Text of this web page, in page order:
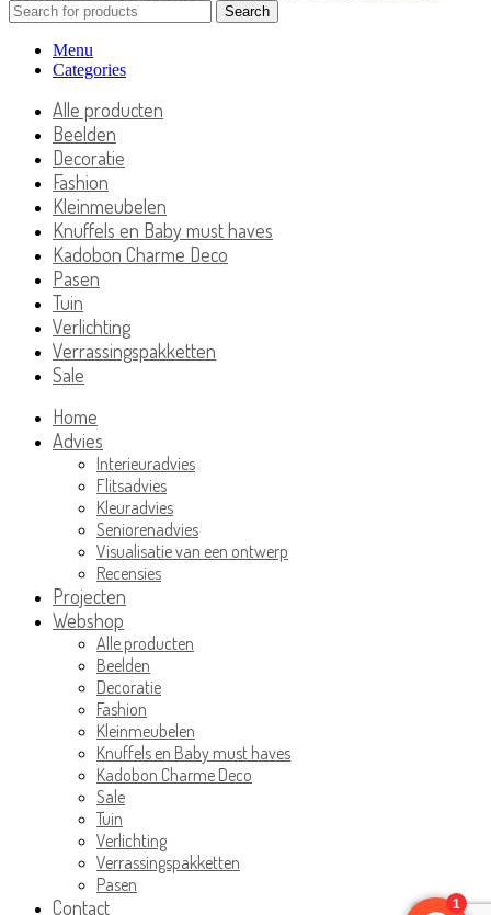
Search
Menu
Categories
Alle producten
Beelden
Decoratie
Fashion
Kleinmeubelen
Knuffels en Baby must haves
Kadobon Charme Deco
Pasen
Tuin
Verlichting
Verrassingspakketten
Sale
Home
Advies
Interieuradvies
Flitsadvies
Kleuradvies
Seniorenadvies
Visualisatie van een ontwerp
Recensies
Projecten
Webshop
Alle producten
Beelden
Decoratie
Fashion
Kleinmeubelen
Knuffels en Baby must haves
Kadobon Charme Deco
Sale
Tuin
Verlichting
Verrassingspakketten
Pasen
Contact